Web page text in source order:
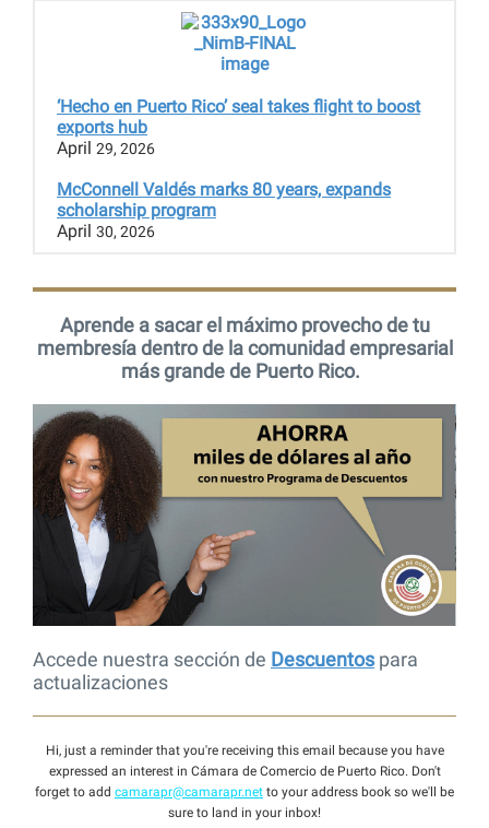
‘Hecho en Puerto Rico’ seal takes flight to boost
exports hub
April 29, 2026
McConnell Valdés marks 80 years, expands
scholarship program
April 30, 2026
Aprende a sacar el máximo provecho de tu
membresía dentro de la comunidad empresarial
más grande de Puerto Rico.
Accede nuestra sección de Descuentos para
actualizaciones
Hi, just a reminder that you're receiving this email because you have
expressed an interest in Cámara de Comercio de Puerto Rico. Don't
forget to add camarapr@camarapr.net to your address book so we'll be
sure to land in your inbox!